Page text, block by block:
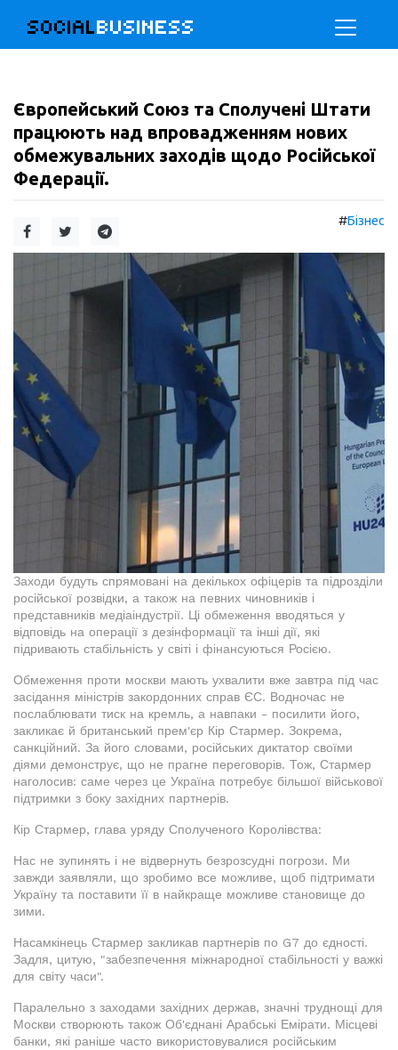
SOCIALBUSINESS
Європейський Союз та Сполучені Штати
працюють над впровадженням нових
обмежувальних заходів щодо Російської
Федерації.
#Бізнес
Заходи будуть спрямовані на декількох офіцерів та підрозділи
російської розвідки, а також на певних чиновників і
представників медіаіндустрії. Ці обмеження вводяться у
відповідь на операції з дезінформації та інші дії, які
підривають стабільність у світі і фінансуються Росією.
Обмеження проти москви мають ухвалити вже завтра під час
засідання міністрів закордонних справ ЄС. Водночас не
послаблювати тиск на кремль, а навпаки - посилити його,
закликає й британський прем'єр Кір Стармер. Зокрема,
санкційний. За його словами, російських диктатор своїми
діями демонструє, що не прагне переговорів. Тож, Стармер
наголосив: саме через це Україна потребує більшої військової
підтримки з боку західних партнерів.
Кір Стармер, глава уряду Сполученого Королівства:
Нас не зупинять і не відвернуть безрозсудні погрози. Ми
завжди заявляли, що зробимо все можливе, щоб підтримати
Україну та поставити її в найкраще можливе становище до
зими.
Насамкінець Стармер закликав партнерів по G7 до єдності.
Задля, цитую, "забезпечення міжнародної стабільності у важкі
для світу часи".
Паралельно з заходами західних держав, значні труднощі для
Москви створюють також Об'єднані Арабські Емірати. Місцеві
банки, які раніше часто використовувалися російським